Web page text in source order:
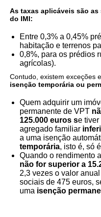
As taxas aplicáveis são
do IMI:
Entre 0,3% a 0,45%
habitação e terrenos
0,8%, para os prédios
agrícolas).
Contudo, existem exceções
isenção temporária ou
Quem adquirir um
permanente de VPT
125.000 euros se tiver
agregado familiar
a uma isenção
temporária, isto é, só
Quando o rendimento
não for superior a
2,3 vezes o valor
sociais de 475 euros,
uma isenção